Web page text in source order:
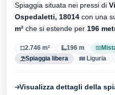
Spiaggia situata nei pressi di
Ospedaletti, 18014 con una
m² che si estende per 196
2.746 m² 196 m
Spiaggia libera
Liguria
Visualizza dettagli della